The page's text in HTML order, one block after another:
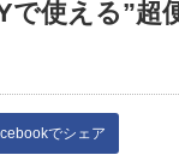
使える”超
でシェア